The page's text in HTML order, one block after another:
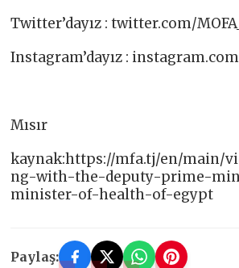
Twitter’dayız : twitter.com/
Instagram’dayız :
Mısır
kaynak:https://mfa.tj/en/main/
ng-with-the-deputy-prime-
minister-of-health-of-egypt
Paylaş: